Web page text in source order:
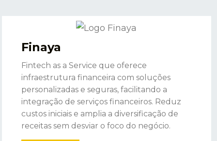
Finaya
Fintech as a Service que oferece
infraestrutura financeira com soluções
personalizadas e seguras, facilitando a
integração de serviços financeiros. Reduz
custos iniciais e amplia a diversificação de
receitas sem desviar o foco do negócio.